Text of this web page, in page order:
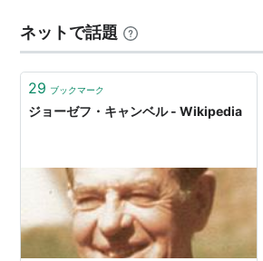
プレイに失敗しても本当に死ぬわけで
くまでそれは設定したゲームであり、
ネットで話題
29 ブックマーク
ジョーゼフ・キャンベル - Wikipedia